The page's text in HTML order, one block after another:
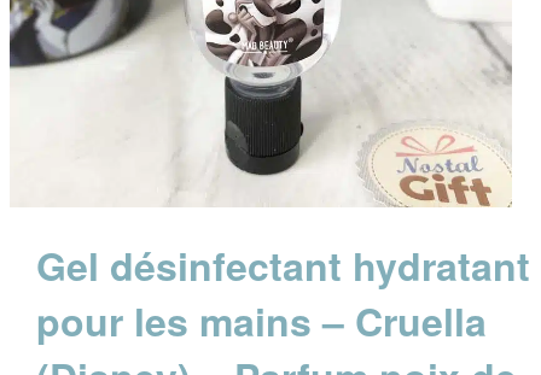
Gel désinfectant hydratant
pour les mains – Cruella